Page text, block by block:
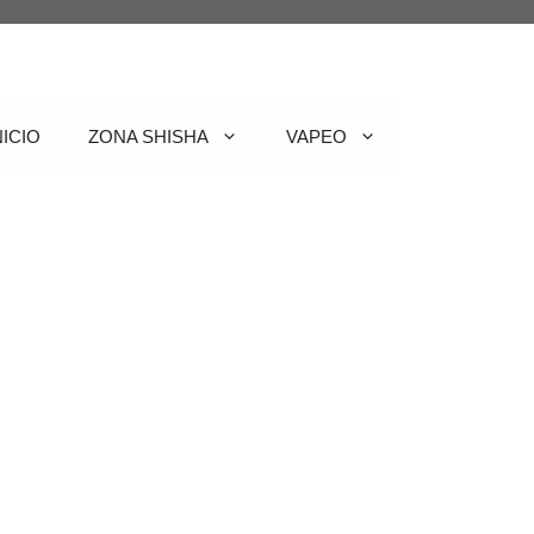
ZONA SHISHA VAPEO